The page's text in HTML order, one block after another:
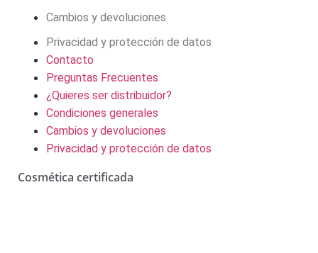
Cambios y devoluciones
Privacidad y protección de datos
Contacto
Preguntas Frecuentes
¿Quieres ser distribuidor?
Condiciones generales
Cambios y devoluciones
Privacidad y protección de datos
Cosmética certificada